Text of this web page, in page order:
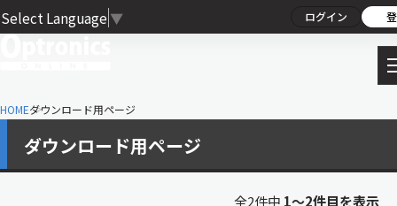
Select Language ▼ ログイン
HOMEダウンロード用ページ
ダウンロード用ページ
全2件中 1〜2件目を表示